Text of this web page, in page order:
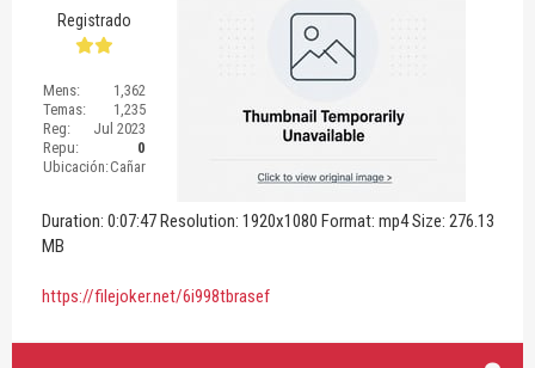
Registrado
Mens:
1,362
Temas:
1,235
Reg:
Jul 2023
Repu:
0
Ubicación:Cañar
Duration: 0:07:47 Resolution: 1920x1080 Format: mp4 Size: 276.13
MB
https://filejoker.net/6i998tbrasef